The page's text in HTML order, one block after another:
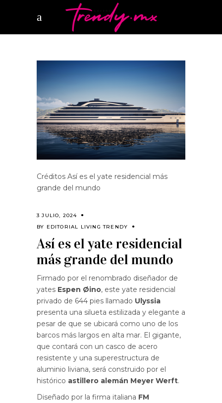
Créditos Así es el yate residencial más
grande del mundo
3 JULIO, 2024
BY EDITORIAL LIVING TRENDY
Así es el yate residencial
más grande del mundo
Firmado por el renombrado diseñador de
yates Espen Øino, este yate residencial
privado de 644 pies llamado Ulyssia
presenta una silueta estilizada y elegante a
pesar de que se ubicará como uno de los
barcos más largos en alta mar. El gigante,
que contará con un casco de acero
resistente y una superestructura de
aluminio liviana, será construido por el
histórico astillero alemán Meyer Werft.
Diseñado por la firma italiana FM